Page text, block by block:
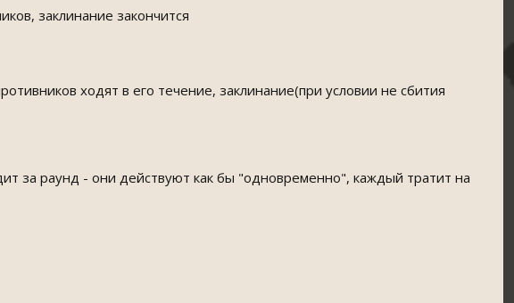
заклинание закончится
ходят в его течение, заклинание(при условии не сбития
за раунд - они действуют как бы "одновременно", каждый тратит на